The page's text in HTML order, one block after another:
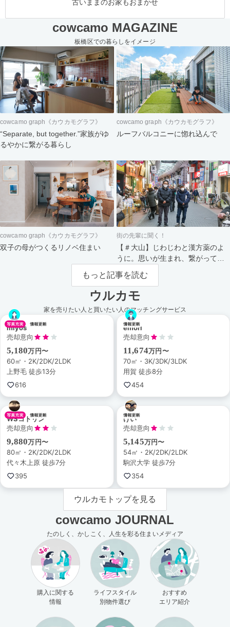
古いままのお家もおまかせ
cowcamo MAGAZINE
板橋区での暮らしをイメージ
cowcamo graph《カウカモグラフ》
“Separate, but together.”家族がゆ
るやかに繋がる暮らし
cowcamo graph《カウカモグラフ》
ルーフバルコニーに惚れ込んで
cowcamo graph《カウカモグラフ》
双子の母がつくるリノベ住まい
街の先輩に聞く！
【＃大山】じわじわと漢方薬のよ
うに。思いが生まれ、繋がってい
く街。
もっと記事を読む
ウルカモ
家を売りたい人と買いたい人のマッチングサービス
miyos
売却意向
5,180万円〜
60㎡・2K/2DK/2LDK
上野毛 徒歩13分
616
emori
売却意向
11,674万円〜
70㎡・3K/3DK/3LDK
用賀 徒歩8分
454
WSコトリン
売却意向
9,880万円〜
80㎡・2K/2DK/2LDK
代々木上原 徒歩7分
395
けい
売却意向
5,145万円〜
54㎡・2K/2DK/2LDK
駒沢大学 徒歩7分
354
ウルカモトップを見る
cowcamo JOURNAL
たのしく、かしこく、人生を彩る住まいメディア
購入に関する
情報
ライフスタイル
別物件選び
おすすめ
エリア紹介